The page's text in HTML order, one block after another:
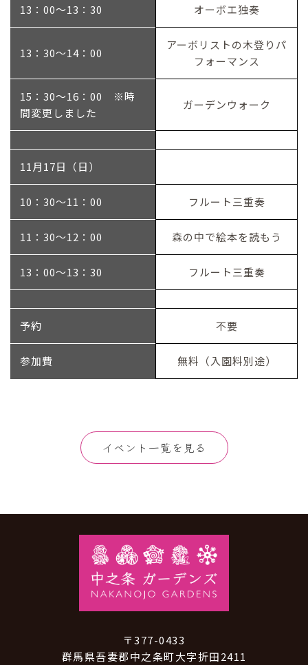
13：00～13：30 オーボエ独奏
13：30～14：00
アーボリストの木登りパ
フォーマンス
15：30～16：00 ※時
間変更しました
ガーデンウォーク
11月17日（日）
10：30～11：00 フルート三重奏
11：30～12：00 森の中で絵本を読もう
13：00～13：30 フルート三重奏
予約 不要
参加費 無料（入園料別途）
イベント一覧を見る
〒377-0433
群馬県吾妻郡中之条町大字折田2411